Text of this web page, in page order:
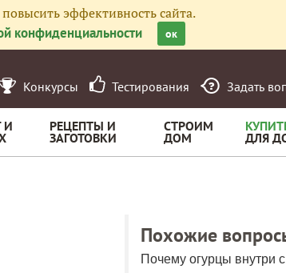
эффективность сайта.
конфиденциальности ок
Конкурсы Тестирования Задать
И РЕЦЕПТЫ И
ЗАГОТОВКИ
СТРОИМ
ДОМ ДЛЯ
Похожие
Почему огурцы внутри